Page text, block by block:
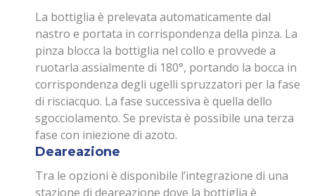
La bottiglia è prelevata automaticamente dal
nastro e portata in corrispondenza della pinza. La
pinza blocca la bottiglia nel collo e provvede a
ruotarla assialmente di 180°, portando la bocca in
corrispondenza degli ugelli spruzzatori per la fase
di risciacquo. La fase successiva è quella dello
sgocciolamento. Se prevista è possibile una terza
fase con iniezione di azoto.
Deareazione
Tra le opzioni è disponibile l’integrazione di una
stazione di deareazione dove la bottiglia è